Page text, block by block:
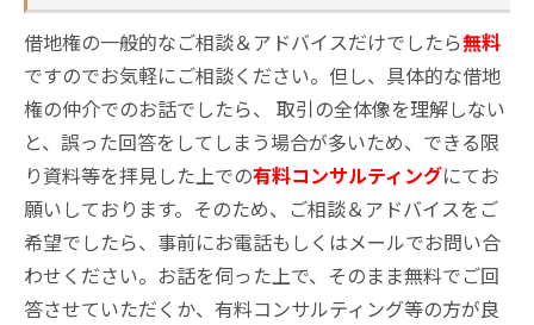
借地権の一般的なご相談＆アドバイスだけでしたら無料
ですのでお気軽にご相談ください。但し、具体的な借地
権の仲介でのお話でしたら、 取引の全体像を理解しない
と、誤った回答をしてしまう場合が多いため、できる限
り資料等を拝見した上での有料コンサルティングにてお
願いしております。そのため、ご相談＆アドバイスをご
希望でしたら、事前にお電話もしくはメールでお問い合
わせください。お話を伺った上で、そのまま無料でご回
答させていただくか、有料コンサルティング等の方が良